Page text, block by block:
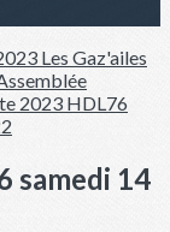
Les Gaz'ailes
2023 HDL76
samedi 14